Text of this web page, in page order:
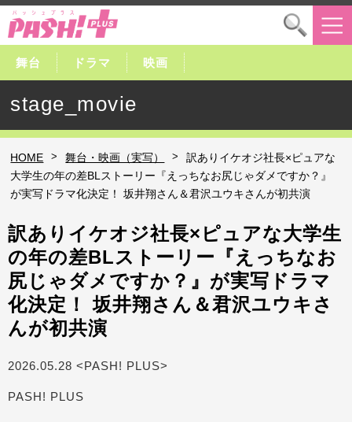
舞台 ドラマ 映画
stage_movie
HOME > 舞台・映画（実写） >
訳ありイケオジ社長×ピュアな
大学生の年の差BLストーリー『えっちなお尻じゃダメですか？』
が実写ドラマ化決定！ 坂井翔さん＆君沢ユウキさんが初共演
訳ありイケオジ社長×ピュアな大学生
の年の差BLストーリー『えっちなお
尻じゃダメですか？』が実写ドラマ
化決定！ 坂井翔さん＆君沢ユウキさ
んが初共演
2026.05.28 <PASH! PLUS>
PASH! PLUS